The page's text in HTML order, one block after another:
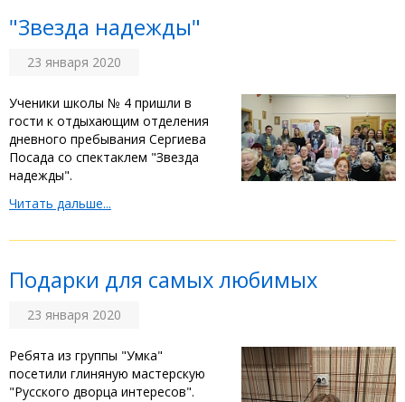
"Звезда надежды"
23 января 2020
Ученики школы № 4 пришли в
гости к отдыхающим отделения
дневного пребывания Сергиева
Посада со спектаклем "Звезда
надежды".
Читать дальше...
Подарки для самых любимых
23 января 2020
Ребята из группы "Умка"
посетили глиняную мастерскую
"Русского дворца интересов".